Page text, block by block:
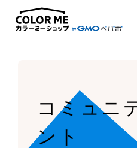
コミュニ
ント